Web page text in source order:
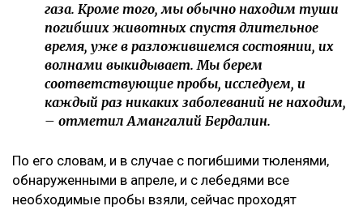
газа. Кроме того, мы обычно находим туши
погибших животных спустя длительное
время, уже в разложившемся состоянии, их
волнами выкидывает. Мы берем
соответствующие пробы, исследуем, и
каждый раз никаких заболеваний не находим,
– отметил Амангалий Бердалин.
По его словам, и в случае с погибшими тюленями,
обнаруженными в апреле, и с лебедями все
необходимые пробы взяли, сейчас проходят